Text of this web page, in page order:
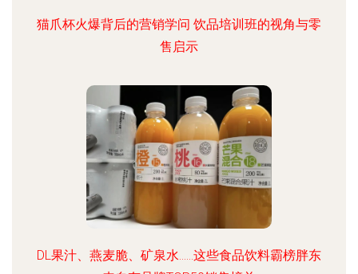
猫爪杯火爆背后的营销学问 饮品培训班的视角与零
售启示
DL果汁、燕麦脆、矿泉水……这些食品饮料霸榜胖东